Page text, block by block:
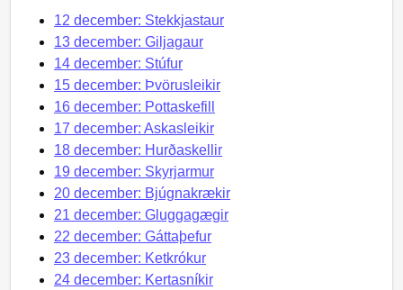
12 december: Stekkjastaur
13 december: Giljagaur
14 december: Stúfur
15 december: Þvörusleikir
16 december: Pottaskefill
17 december: Askasleikir
18 december: Hurðaskellir
19 december: Skyrjarmur
20 december: Bjúgnakrækir
21 december: Gluggagægir
22 december: Gáttaþefur
23 december: Ketkrókur
24 december: Kertasníkir